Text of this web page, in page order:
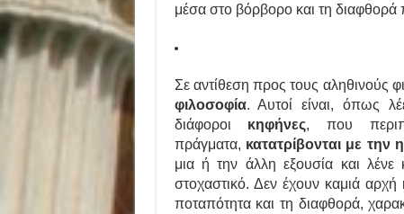
μέσα στο βόρβορο και τη διαφθορά
Σε αντίθεση προς τους αληθινούς
φιλοσοφία. Αυτοί είναι, όπως
διάφοροι κηφήνες, που
πράγματα, κατατρίβονται με την
μια ή την άλλη εξουσία και
στοχαστικό. Δεν έχουν καμιά αρχή
ποταπότητα και τη διαφθορά,